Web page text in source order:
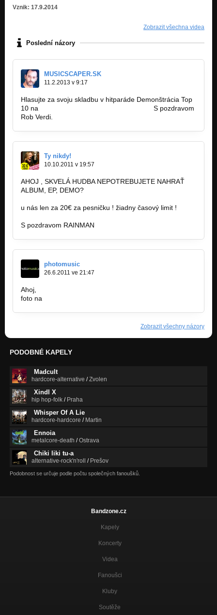
Vznik: 17.9.2014
Zobrazit všechna videa
Poslední názory
MUSICSCAPER.SK
11.2.2013 v 9:17
Hlasujte za svoju skladbu v hitparáde Demonštrácia Top
10 na
S pozdravom
Rob Verdi.
Ty nikdy!
10.10.2011 v 19:57
AHOJ , SKVELÁ HUDBA NEPOTREBUJETE NAHRAŤ
ALBUM, EP, DEMO?
u nás len za 20€ za pesničku ! žiadny časový limit !
S pozdravom RAINMAN
photomusic
26.6.2011 ve 21:47
Ahoj,
foto na
Zobrazit všechny názory
PODOBNÉ KAPELY
Madcult
hardcore-alternative /Zvolen
Xindl X
hip hop-folk / Praha
Whisper Of A Lie
hardcore-hardcore / Martin
Ennoia
metalcore-death /Ostrava
Chiki liki tu-a
alternative-rock'n'roll / Prešov
Podobnost se určuje podle počtu společných fanoušků.
Bandzone.cz
Kapely
Koncerty
Videa
Fanoušci
Kluby
Soutěže